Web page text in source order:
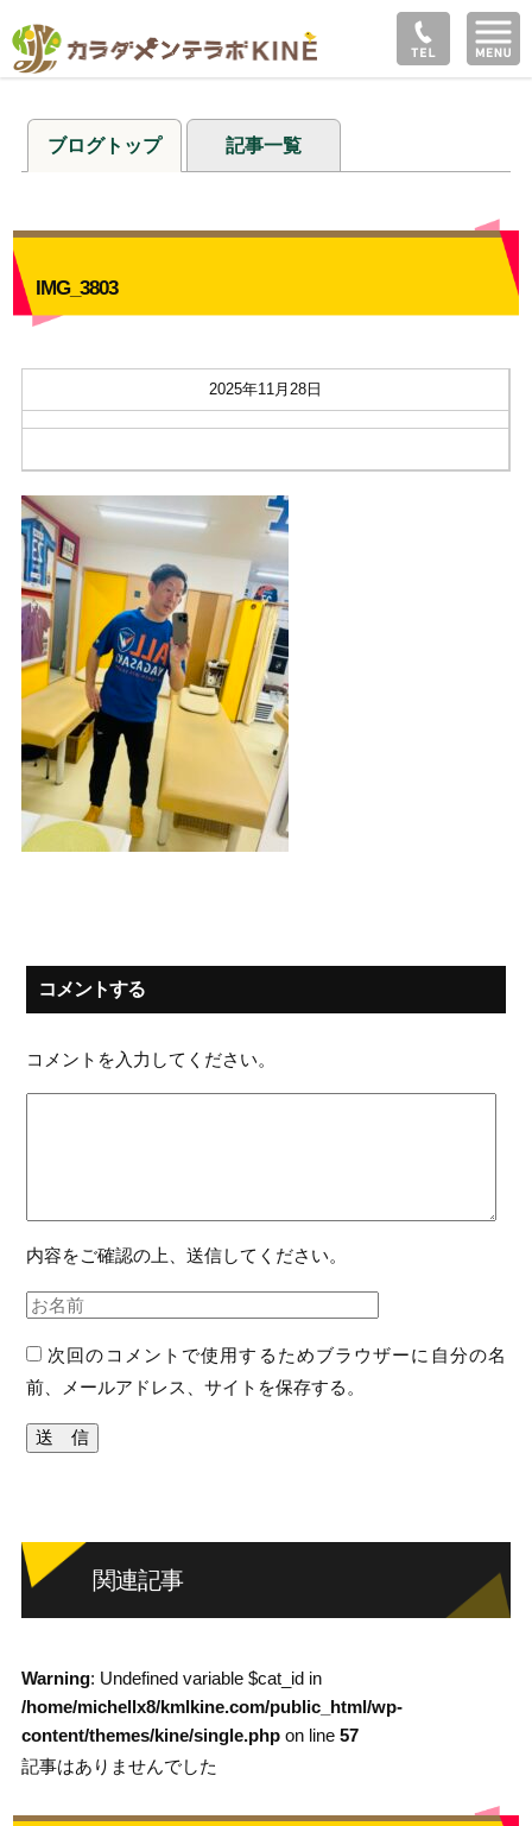
ブログトップ 記事一覧
IMG_3803
2025年11月28日
コメントする
コメントを入力してください。
内容をご確認の上、送信してください。
次回のコメントで使用するためブラウザーに自分の名
前、メールアドレス、サイトを保存する。
関連記事
Warning: Undefined variable $cat_id in
/home/michellx8/kmlkine.com/public_html/wp-
content/themes/kine/single.phpon line 57
記事はありませんでした